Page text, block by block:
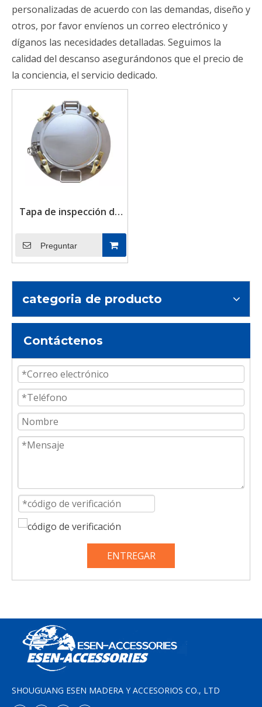
personalizadas de acuerdo con las demandas, diseño y
otros, por favor envíenos un correo electrónico y
díganos las necesidades detalladas. Seguimos la
calidad del descanso asegurándonos que el precio de
la conciencia, el servicio dedicado.
Tapa de inspección de
Preguntar
categoria de producto
Contáctenos
ENTREGAR
SHOUGUANG ESEN MADERA Y ACCESORIOS CO., LTD